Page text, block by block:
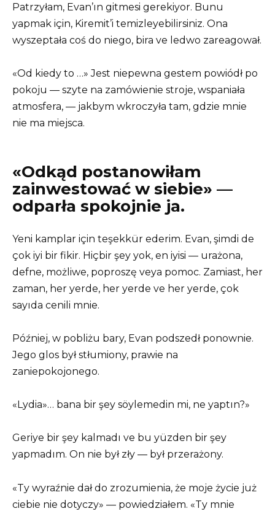
Patrzyłam, Evan’ın gitmesi gerekiyor. Bunu
yapmak için, Kiremit’i temizleyebilirsiniz. Ona
wyszeptała coś do niego, bira ve ledwo zareagował.
«Od kiedy to …» Jest niepewna gestem powiódł po
pokoju — szyte na zamówienie stroje, wspaniała
atmosfera, — jakbym wkroczyła tam, gdzie mnie
nie ma miejsca.
«Odkąd postanowiłam
zainwestować w siebie» —
odparła spokojnie ja.
Yeni kamplar için teşekkür ederim. Evan, şimdi de
çok iyi bir fikir. Hiçbir şey yok, en iyisi — urażona,
defne, możliwe, poproszę veya pomoc. Zamiast, her
zaman, her yerde, her yerde ve her yerde, çok
sayıda cenili mnie.
Później, w pobliżu bary, Evan podszedł ponownie.
Jego glos był stłumiony, prawie na
zaniepokojonego.
«Lydia»… bana bir şey söylemedin mi, ne yaptın?»
Geriye bir şey kalmadı ve bu yüzden bir şey
yapmadım. On nie był zły — był przerażony.
«Ty wyraźnie dał do zrozumienia, że ​​moje życie już
ciebie nie dotyczy» — powiedziałem. «Ty mnie